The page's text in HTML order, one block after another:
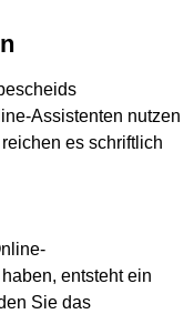
Assistenten nutzen
es schriftlich
entsteht ein
Sie das